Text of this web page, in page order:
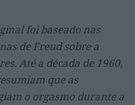
foi baseado nas
de Freud sobre a
Até a década de 1960,
que as
o orgasmo durante a